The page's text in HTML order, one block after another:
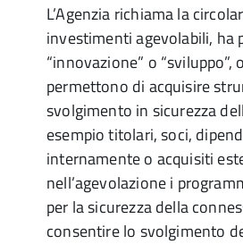
L’Agenzia richiama la
investimenti agevolabili, ha
“innovazione” o
permettono di acquisire
svolgimento in sicurezza
esempio titolari, soci,
internamente o acquisiti
nell’agevolazione i
per la sicurezza della
consentire lo svolgimento